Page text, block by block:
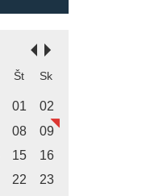
Št Sk
01
02
08
09
15
16
22
23